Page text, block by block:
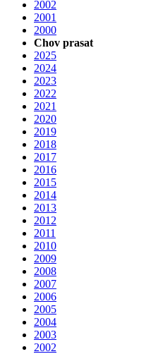
2002
2001
2000
Chov prasat
2025
2024
2023
2022
2021
2020
2019
2018
2017
2016
2015
2014
2013
2012
2011
2010
2009
2008
2007
2006
2005
2004
2003
2002